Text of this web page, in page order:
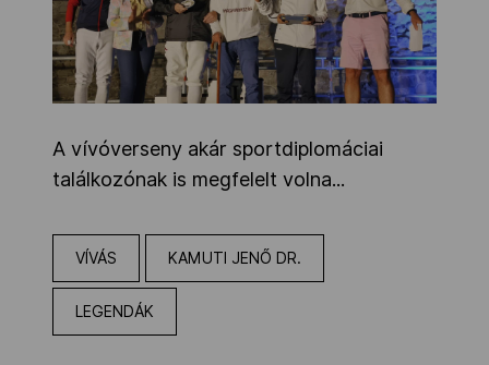
A vívóverseny akár sportdiplomáciai
találkozónak is megfelelt volna...
VÍVÁS KAMUTI JENŐ DR.
LEGENDÁK